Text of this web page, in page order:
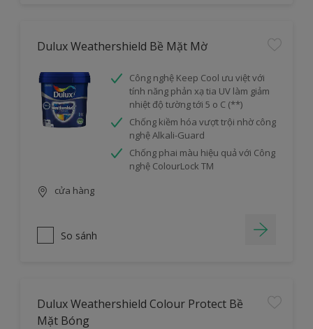
Dulux Weathershield Bề Mặt Mờ
Công nghệ Keep Cool ưu việt với
tính năng phản xạ tia UV làm giảm
nhiệt độ tường tới 5 o C (**)
Chống kiềm hóa vượt trội nhờ công
nghệ Alkali-Guard
Chống phai màu hiệu quả với Công
nghệ ColourLock TM
cửa hàng
So sánh
Dulux Weathershield Colour Protect Bề
Mặt Bóng